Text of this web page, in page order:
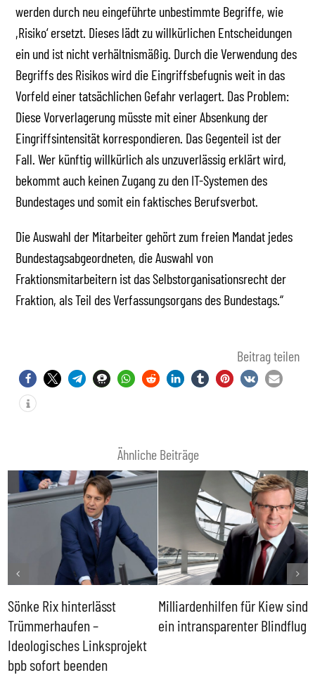
werden durch neu eingeführte unbestimmte Begriffe, wie
,Risiko‘ ersetzt. Dieses lädt zu willkürlichen Entscheidungen
ein und ist nicht verhältnismäßig. Durch die Verwendung des
Begriffs des Risikos wird die Eingriffsbefugnis weit in das
Vorfeld einer tatsächlichen Gefahr verlagert. Das Problem:
Diese Vorverlagerung müsste mit einer Absenkung der
Eingriffsintensität korrespondieren. Das Gegenteil ist der
Fall. Wer künftig willkürlich als unzuverlässig erklärt wird,
bekommt auch keinen Zugang zu den IT-Systemen des
Bundestages und somit ein faktisches Berufsverbot.
Die Auswahl der Mitarbeiter gehört zum freien Mandat jedes
Bundestagsabgeordneten, die Auswahl von
Fraktionsmitarbeitern ist das Selbstorganisationsrecht der
Fraktion, als Teil des Verfassungsorgans des Bundestags.“
Beitrag teilen
Ähnliche Beiträge
Sönke Rix hinterlässt
Trümmerhaufen –
Ideologisches Linksprojekt
bpb sofort beenden
Milliardenhilfen für Kiew sind
ein intransparenter Blindflug